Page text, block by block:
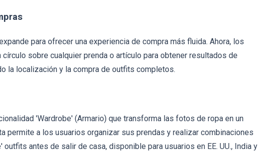
para ofrecer una experiencia de compra más fluida. Ahora, los
sobre cualquier prenda o artículo para obtener resultados de
la localización y la compra de outfits completos.
'Wardrobe' (Armario) que transforma las fotos de ropa en un
permite a los usuarios organizar sus prendas y realizar combinaciones
antes de salir de casa, disponible para usuarios en EE. UU., India y